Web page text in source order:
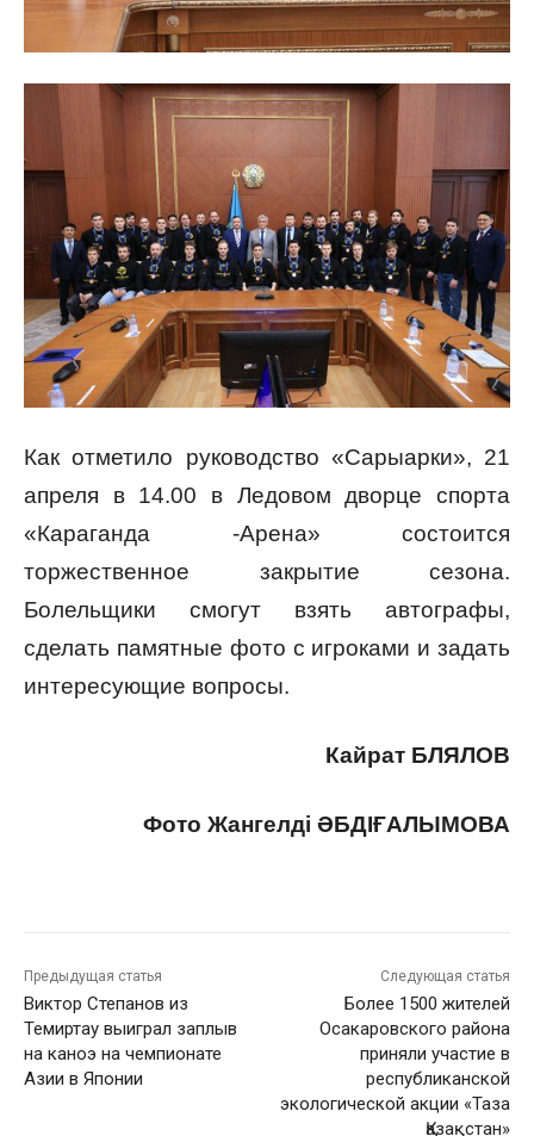
Как отметило руководство «Сарыарки», 21
апреля в 14.00 в Ледовом дворце спорта
«Караганда -Арена» состоится
торжественное закрытие сезона.
Болельщики смогут взять автографы,
сделать памятные фото с игроками и задать
интересующие вопросы.
Кайрат БЛЯЛОВ
Фото Жангелдi ӘБДІҒАЛЫМОВА
Предыдущая статья
Виктор Степанов из
Темиртау выиграл заплыв
на каноэ на чемпионате
Азии в Японии
Следующая статья
Более 1500 жителей
Осакаровского района
приняли участие в
республиканской
экологической акции «Таза
Қазақстан»